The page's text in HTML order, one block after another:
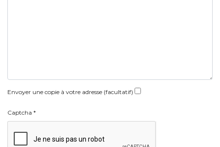
Envoyer une copie à votre adresse (facultatif)
Captcha *